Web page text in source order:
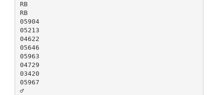
RB
RB
05904
05213
04622
05646
05963
04729
03420
05967
♂